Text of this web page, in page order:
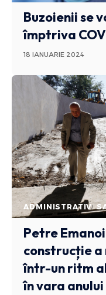
Buzoienii se
împtriva
18 IANUARIE 2024
ADMINISTRATIV
Petre
construcție a
într-un ritm
în vara